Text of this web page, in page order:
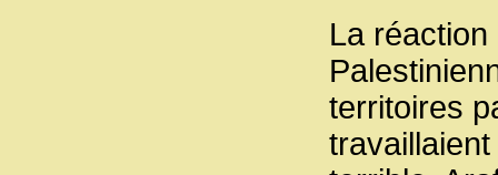
La réaction
territoires